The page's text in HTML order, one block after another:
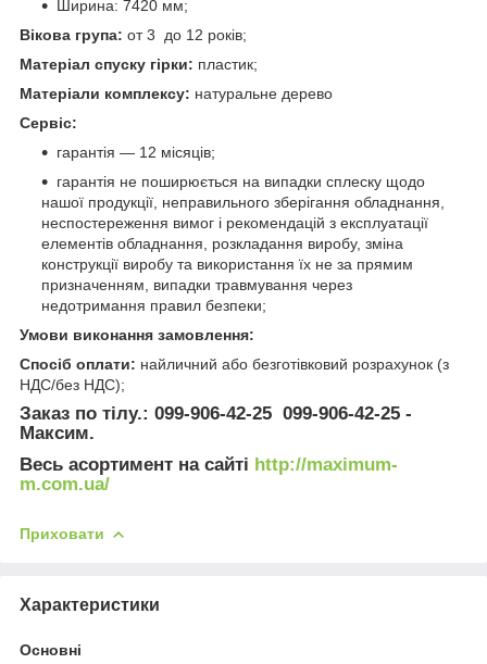
Ширина: 7420 мм;
Вікова група: от 3 до 12 років;
Матеріал спуску гірки: пластик;
Матеріали комплексу: натуральне дерево
Сервіс:
гарантія — 12 місяців;
гарантія не поширюється на випадки сплеску щодо
нашої продукції, неправильного зберігання обладнання,
неспостереження вимог і рекомендацій з експлуатації
елементів обладнання, розкладання виробу, зміна
конструкції виробу та використання їх не за прямим
призначенням, випадки травмування через
недотримання правил безпеки;
Умови виконання замовлення:
Спосіб оплати: найличний або безготівковий розрахунок (з
НДС/без НДС);
Заказ по тілу.: 099-906-42-25 099-906-42-25 -
Максим.
Весь асортимент на сайті http://maximum-
m.com.ua/
Приховати
Характеристики
Основні